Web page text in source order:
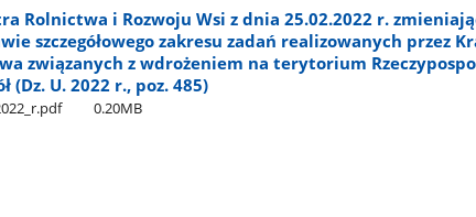
Rolnictwa i Rozwoju Wsi z dnia 25.02.2022 r.
szczegółowego zakresu zadań realizowanych przez
związanych z wdrożeniem na terytorium
(Dz. U. 2022 r., poz. 485)
0.20MB